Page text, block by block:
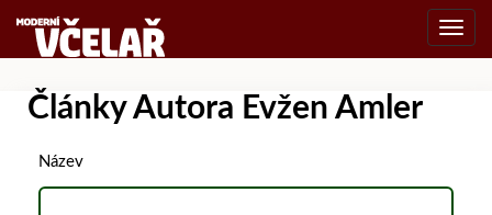
Články Autora Evžen Amler
Název